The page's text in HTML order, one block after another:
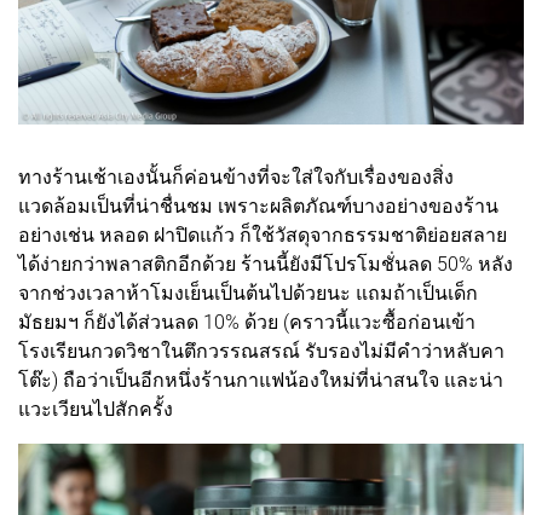
ทางร้านเช้าเองนั้นก็ค่อนข้างที่จะใส่ใจกับเรื่องของสิ่ง
แวดล้อมเป็นที่น่าชื่นชม เพราะผลิตภัณฑ์บางอย่างของร้าน
อย่างเช่น หลอด ฝาปิดแก้ว ก็ใช้วัสดุจากธรรมชาติย่อยสลาย
ได้ง่ายกว่าพลาสติกอีกด้วย ร้านนี้ยังมีโปรโมชั่นลด 50% หลัง
จากช่วงเวลาห้าโมงเย็นเป็นต้นไปด้วยนะ แถมถ้าเป็นเด็ก
มัธยมฯ ก็ยังได้ส่วนลด 10% ด้วย (คราวนี้แวะซื้อก่อนเข้า
โรงเรียนกวดวิชาในตึกวรรณสรณ์ รับรองไม่มีคำว่าหลับคา
โต๊ะ) ถือว่าเป็นอีกหนึ่งร้านกาแฟน้องใหม่ที่น่าสนใจ และน่า
แวะเวียนไปสักครั้ง